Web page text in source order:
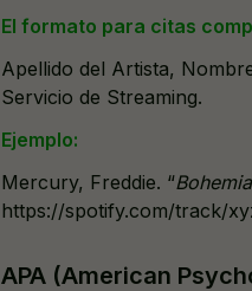
El formato para citas
Apellido del Artista,
Servicio de Streaming.
Ejemplo:
Mercury, Freddie. “
https://spotify.com/track/
APA (American